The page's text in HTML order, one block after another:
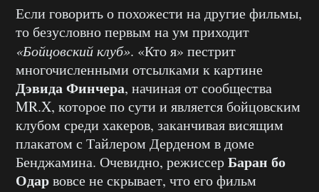
Если говорить о похожести на другие фильмы,
то безусловно первым на ум приходит
«Бойцовский клуб». «Кто я» пестрит
многочисленными отсылками к картине
Дэвида Финчера, начиная от сообщества
MR.X, которое по сути и является бойцовским
клубом среди хакеров, заканчивая висящим
плакатом с Тайлером Дерденом в доме
Бенджамина. Очевидно, режиссерБаран бо
Одарвовсе не скрывает, что его фильм